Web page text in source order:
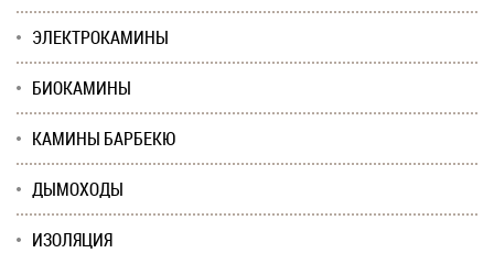
ЭЛЕКТРОКАМИНЫ
БИОКАМИНЫ
КАМИНЫ БАРБЕКЮ
ДЫМОХОДЫ
ИЗОЛЯЦИЯ